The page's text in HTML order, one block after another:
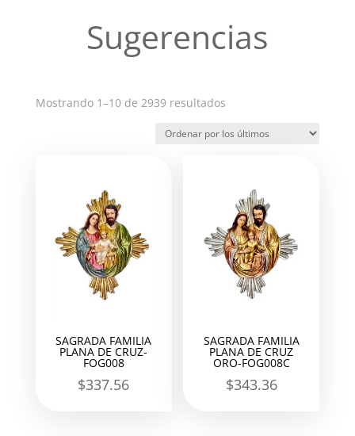
Sugerencias
Mostrando 1–10 de 2939 resultadosOrdenado
los
SAGRADA FAMILIA
PLANA DE CRUZ-
FOG008
$337.56
SAGRADA FAMILIA
PLANA DE CRUZ
ORO-FOG008C
$343.36